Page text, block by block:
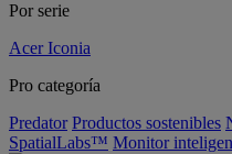
Por serie
Acer Iconia
Pro categoría
Predator Productos sostenibles
SpatialLabs™ Monitor